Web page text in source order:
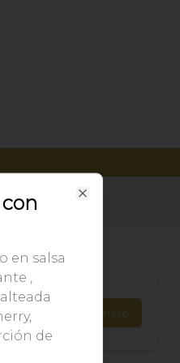
Únete
en salsa
,
de